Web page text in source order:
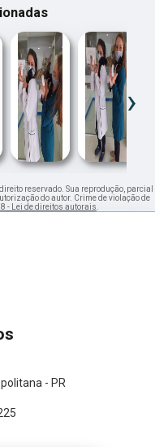
›
direito reservado. Sua reprodução, parcial
do autor. Crime de violação de
- Lei de direitos autorais.
- PR